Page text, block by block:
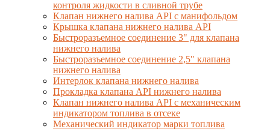
контроля жидкости в сливной трубе
Клапан нижнего налива API с манифольдом
Крышка клапана нижнего налива API
Быстроразъемное соединение 3" для клапана
нижнего налива
Быстроразъемное соединение 2,5" клапана
нижнего налива
Интерлок клапана нижнего налива
Прокладка клапана API нижнего налива
Клапан нижнего налива API с механическим
индикатором топлива в отсеке
Механический индикатор марки топлива